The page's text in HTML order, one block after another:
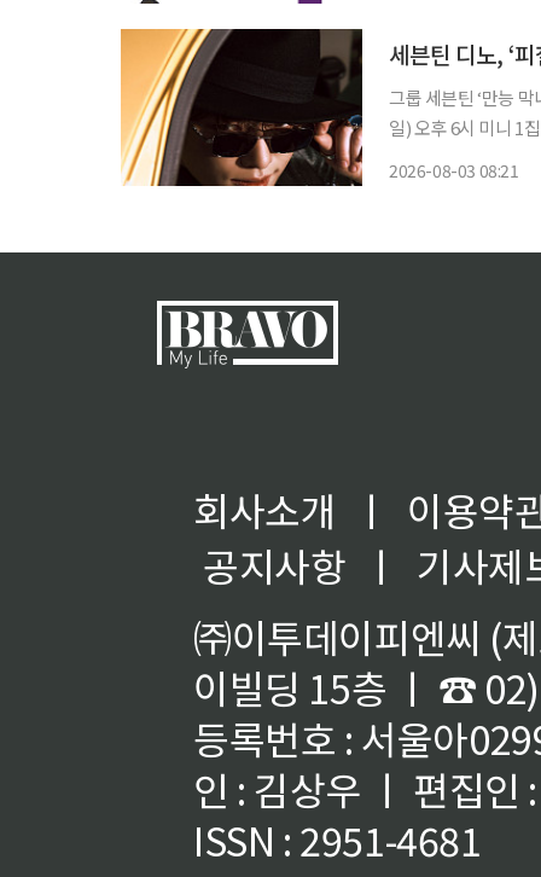
세븐틴 디노, ‘
그룹 세븐틴 ‘만능 막내’
일) 오후 6시 미니 1집 ‘길보드(吉
2026-08-03 08:21
회사소개 ㅣ
이용약
공지사항
ㅣ
기사제
㈜이투데이피엔씨 (
이빌딩 15층 ㅣ ☎
등록번호 : 서울아
인 : 김상우 ㅣ 편집인
ISSN : 2951-4681